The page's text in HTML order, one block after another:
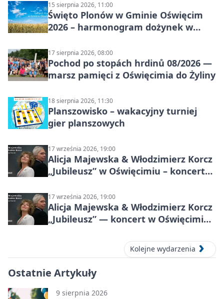
15 sierpnia 2026, 11:00
Święto Plonów w Gminie Oświęcim
2026 – harmonogram dożynek w
17 sierpnia 2026, 08:00
Pochod po stopách hrdinů 08/2026 —
marsz pamięci z Oświęcimia do Żyliny
18 sierpnia 2026, 11:30
Planszowisko – wakacyjny turniej
gier planszowych
17 września 2026, 19:00
Alicja Majewska & Włodzimierz Korcz
„Jubileusz” w Oświęcimiu – koncert
17 września 2026, 19:00
Alicja Majewska & Włodzimierz Korcz
„Jubileusz” — koncert w Oświęcimiu,
Kolejne wydarzenia
Ostatnie Artykuły
9 sierpnia 2026